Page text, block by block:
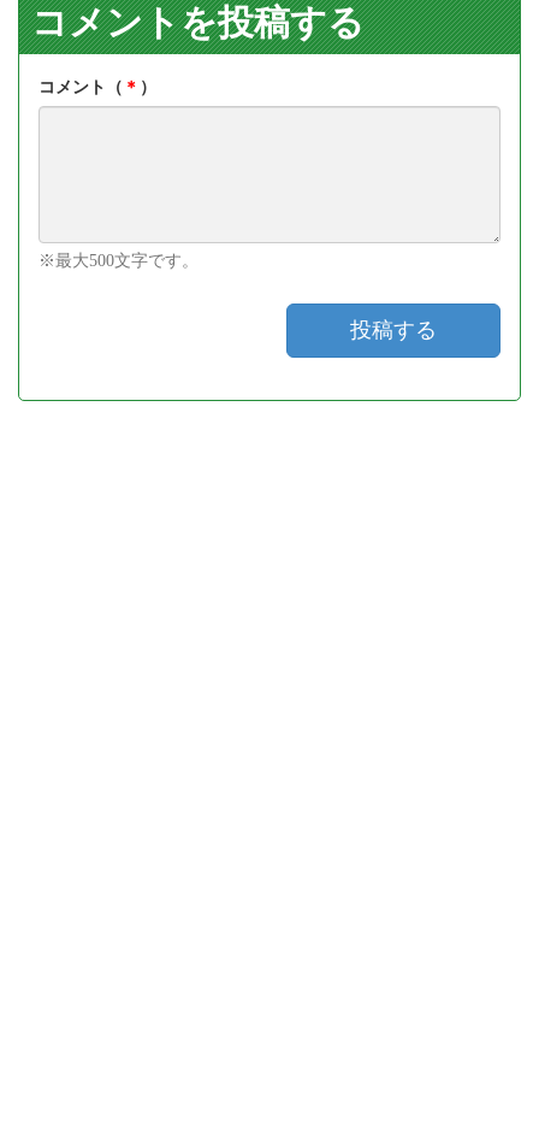
コメントを投稿する
コメント（ ＊ ）
※最大500文字です。